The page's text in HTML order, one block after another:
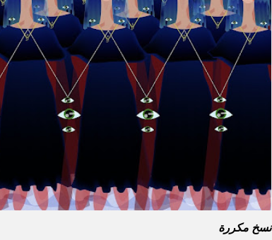
نسخ مكررة